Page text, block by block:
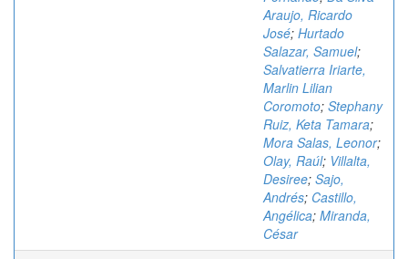
Araujo, Ricardo
José; Hurtado
Salazar, Samuel;
Salvatierra Iriarte,
Marlin Lilian
Coromoto; Stephany
Ruiz, Keta Tamara;
Mora Salas, Leonor;
Olay, Raúl; Villalta,
Desiree; Sajo,
Andrés; Castillo,
Angélica; Miranda,
César